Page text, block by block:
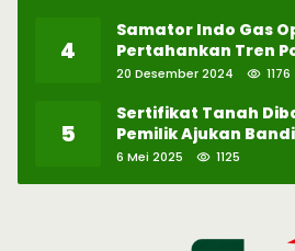
4
Samator Indo Gas
Pertahankan Tren
Pabrik Hidrogen ke-
20 Desember 2024 1176
5
Sertifikat Tanah
Pemilik Ajukan
6 Mei 2025 1125